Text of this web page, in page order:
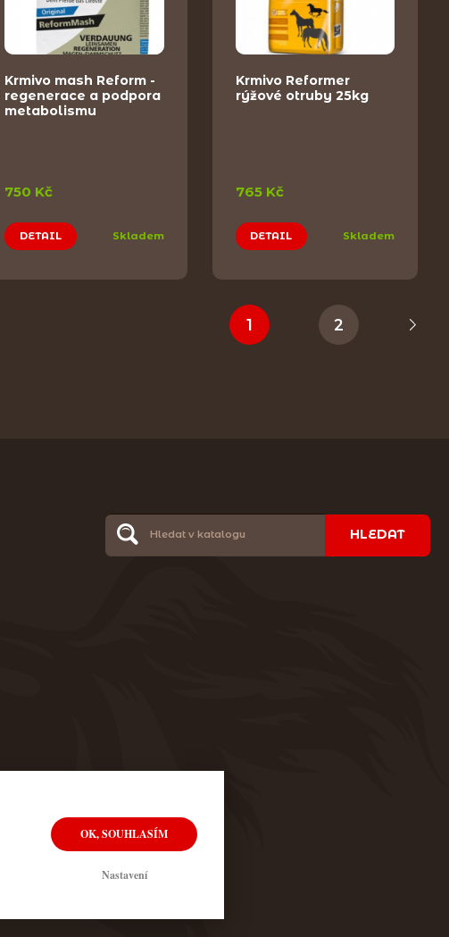
Krmivo mash Reform -
regenerace a podpora
metabolismu
750 Kč
DETAIL Skladem
Krmivo Reformer
rýžové otruby 25kg
765 Kč
DETAIL Skladem
1 2
HLEDAT
OK, SOUHLASÍM
Nastavení